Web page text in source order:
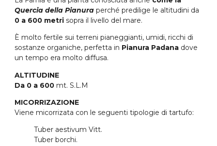
Quercia della Pianura perché predilige le altitudini da
0 a 600 metri sopra il livello del mare.
È molto fertile sui terreni pianeggianti, umidi, ricchi di
sostanze organiche, perfetta in Pianura Padana dove
un tempo era molto diffusa.
ALTITUDINE
Da 0 a 600 mt. S.L.M
MICORRIZAZIONE
Viene micorrizata con le seguenti tipologie di tartufo:
Tuber aestivum Vitt.
Tuber borchi.